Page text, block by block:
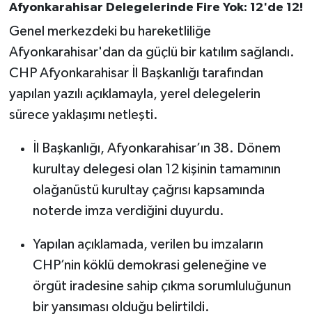
Afyonkarahisar Delegelerinde Fire Yok: 12'de 12!
Genel merkezdeki bu hareketliliğe
Afyonkarahisar'dan da güçlü bir katılım sağlandı.
CHP Afyonkarahisar İl Başkanlığı tarafından
yapılan yazılı açıklamayla, yerel delegelerin
sürece yaklaşımı netleşti.
İl Başkanlığı, Afyonkarahisar’ın 38. Dönem
kurultay delegesi olan 12 kişinin tamamının
olağanüstü kurultay çağrısı kapsamında
noterde imza verdiğini duyurdu.
Yapılan açıklamada, verilen bu imzaların
CHP’nin köklü demokrasi geleneğine ve
örgüt iradesine sahip çıkma sorumluluğunun
bir yansıması olduğu belirtildi.